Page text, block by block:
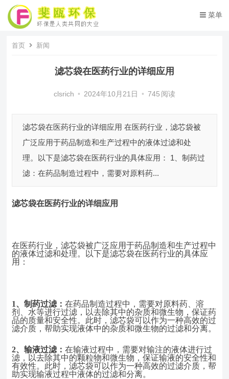
菜单
首页 新闻
滤芯袋在医药行业的详细应用
clsrich • 2024年10月21日 • 745 阅读
滤芯袋在医药行业的详细应用 在医药行业，滤芯袋被
广泛应用于药品制造和生产过程中的液体过滤和处
理。以下是滤芯袋在医药行业的具体应用： 1、制药过
滤：在药品制造过程中，需要对原料药...
滤芯袋在医药行业的详细应用
在医药行业，滤芯袋被广泛应用于药品制造和生产过程中
的液体过滤和处理。以下是滤芯袋在医药行业的具体应
用：
1、制药过滤：在药品制造过程中，需要对原料药、溶
剂、水等进行过滤，以去除其中的杂质和微生物，保证药
品的质量和安全性。此时，滤芯袋可以作为一种高效的过
滤介质，帮助实现液体中的杂质和微生物的过滤和分离。
2、输液过滤：在输液过程中，需要对输注的液体进行过
滤，以去除其中的颗粒物和微生物，保证输液的安全性和
有效性。此时，滤芯袋可以作为一种高效的过滤介质，帮
助实现输液过程中液体的过滤和分离。